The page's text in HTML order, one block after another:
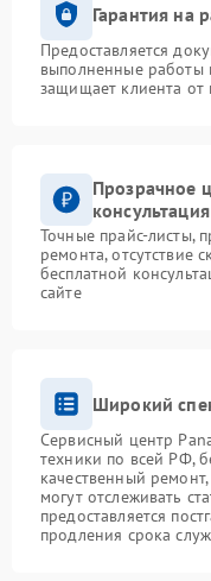
Гарантия на
Предоставляется
выполненные работы
защищает клиента от
Прозрачное
консультация
Точные прайс-листы,
ремонта, отсутствие
бесплатной
сайте
Широкий
Сервисный центр
техники по всей РФ,
качественный
могут отслеживать
предоставляется
продления срока